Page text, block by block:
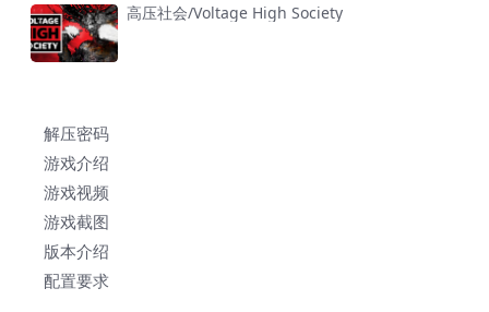
高压社会/Voltage High Society
解压密码
游戏介绍
游戏视频
游戏截图
版本介绍
配置要求